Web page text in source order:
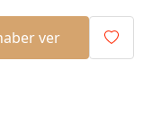
ver